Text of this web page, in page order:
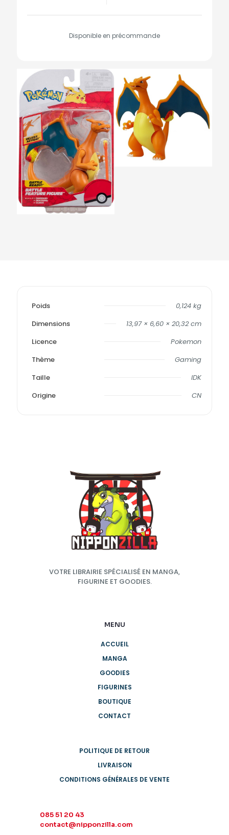
Disponible en précommande
Poids
0,124 kg
Dimensions
13,97 × 6,60 × 20,32 cm
Licence
Pokemon
Thème
Gaming
Taille
IDK
Origine
CN
VOTRE LIBRAIRIE SPÉCIALISÉ EN MANGA,
FIGURINE ET GOODIES.
MENU
ACCUEIL
MANGA
GOODIES
FIGURINES
BOUTIQUE
CONTACT
POLITIQUE DE RETOUR
LIVRAISON
CONDITIONS GÉNÉRALES DE VENTE
085 51 20 43
contact@nipponzilla.com